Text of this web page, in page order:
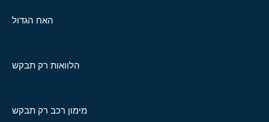
האח הגדול
הלוואות רק תבקש
מימון רכב רק תבקש